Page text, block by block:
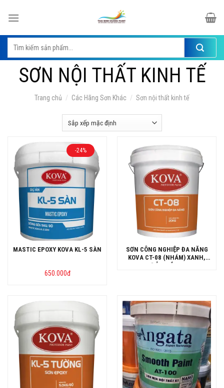
Tìm
kiếm:
SƠN NỘI THẤT KINH TẾ
Trang chủ / Các Hãng Sơn Khác / Sơn nội thất kinh tế
-24%
MASTIC EPOXY KOVA KL-5 SÀN
650.000đ
SƠN CÔNG NGHIỆP ĐA NĂNG
KOVA CT-08 (NHÁM) XANH,
ĐỎ, TRẮNG